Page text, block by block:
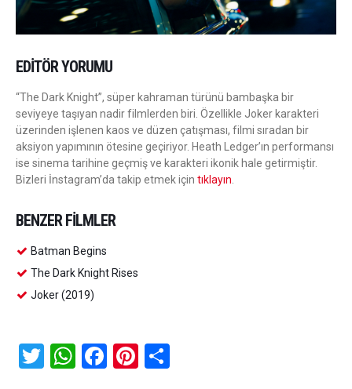
EDITÖR YORUMU
“The Dark Knight”, süper kahraman türünü bambaşka bir
seviyeye taşıyan nadir filmlerden biri. Özellikle Joker karakteri
üzerinden işlenen kaos ve düzen çatışması, filmi sıradan bir
aksiyon yapımının ötesine geçiriyor. Heath Ledger’ın performansı
ise sinema tarihine geçmiş ve karakteri ikonik hale getirmiştir.
Bizleri İnstagram’da takip etmek için tıklayın.
BENZER FILMLER
Batman Begins
The Dark Knight Rises
Joker (2019)
T
W
F
Pi